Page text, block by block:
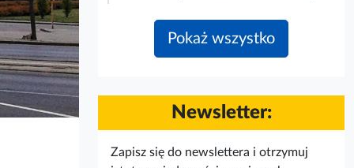
Pokaż wszystko
Newsletter:
Zapisz się do newslettera i otrzymuj